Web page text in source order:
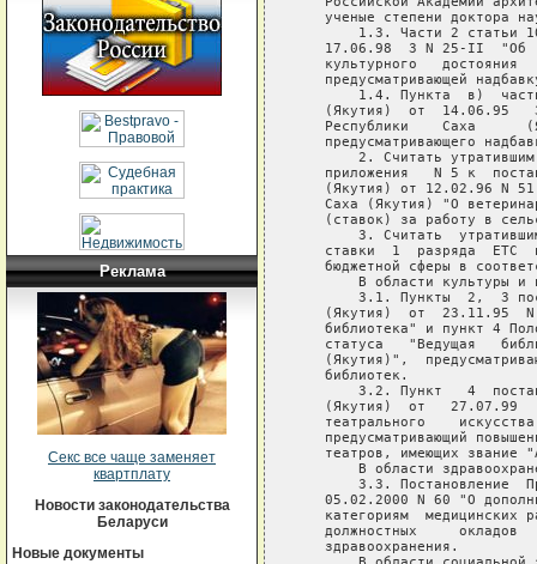
Реклама
Секс все чаще заменяет
квартплату
Новости законодательства
Беларуси
Новые документы